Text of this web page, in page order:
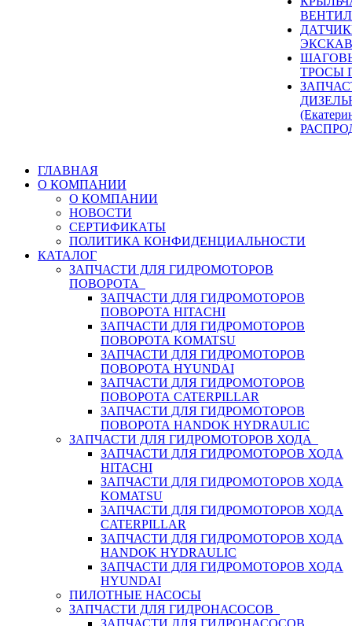
ТРОСЫ
ГЛАВНАЯ
О КОМПАНИИ
О КОМПАНИИ
НОВОСТИ
СЕРТИФИКАТЫ
ПОЛИТИКА КОНФИДЕНЦИАЛЬНОСТИ
КАТАЛОГ
ЗАПЧАСТИ ДЛЯ ГИДРОМОТОРОВ
ПОВОРОТА
ЗАПЧАСТИ ДЛЯ ГИДРОМОТОРОВ
ПОВОРОТА HITACHI
ЗАПЧАСТИ ДЛЯ ГИДРОМОТОРОВ
ПОВОРОТА KOMATSU
ЗАПЧАСТИ ДЛЯ ГИДРОМОТОРОВ
ПОВОРОТА HYUNDAI
ЗАПЧАСТИ ДЛЯ ГИДРОМОТОРОВ
ПОВОРОТА CATERPILLAR
ЗАПЧАСТИ ДЛЯ ГИДРОМОТОРОВ
ПОВОРОТА HANDOK HYDRAULIC
ЗАПЧАСТИ ДЛЯ ГИДРОМОТОРОВ ХОДА
ЗАПЧАСТИ ДЛЯ ГИДРОМОТОРОВ ХОДА
HITACHI
ЗАПЧАСТИ ДЛЯ ГИДРОМОТОРОВ ХОДА
KOMATSU
ЗАПЧАСТИ ДЛЯ ГИДРОМОТОРОВ ХОДА
CATERPILLAR
ЗАПЧАСТИ ДЛЯ ГИДРОМОТОРОВ ХОДА
HANDOK HYDRAULIC
ЗАПЧАСТИ ДЛЯ ГИДРОМОТОРОВ ХОДА
HYUNDAI
ПИЛОТНЫЕ НАСОСЫ
ЗАПЧАСТИ ДЛЯ ГИДРОНАСОСОВ
ЗАПЧАСТИ ДЛЯ ГИДРОНАСОСОВ